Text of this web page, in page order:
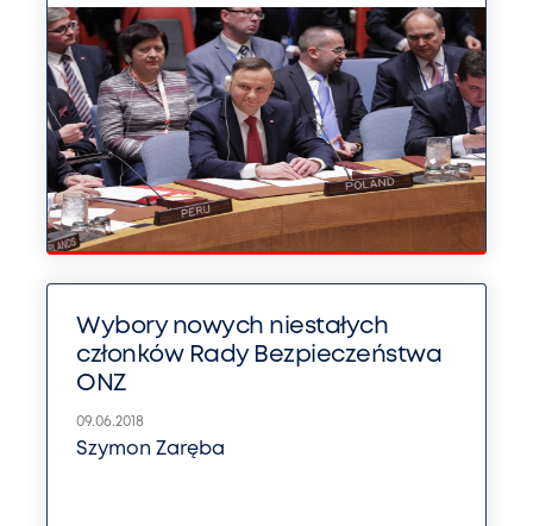
Wybory nowych niestałych
członków Rady Bezpieczeństwa
ONZ
09.06.2018
Szymon Zaręba